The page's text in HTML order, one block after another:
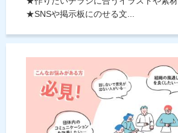
★SNSや掲示板にのせる文...